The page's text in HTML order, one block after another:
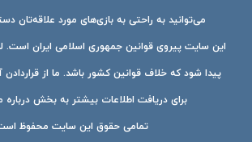
می‌توانید به راحتی به بازی‌های مورد علاقه‌تان
این سایت پیروی قوانین جمهوری اسلامی ایران است.
پیدا شود که خلاف قوانین کشور باشد. ما از قراردادن
برای دریافت اطلاعات بیشتر به بخش درباره
تمامی حقوق این سایت محفوظ